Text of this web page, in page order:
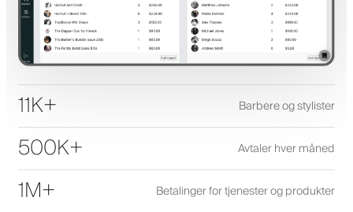
11K+ Barbere og stylister
500K+ Avtaler hver måned
1M+ Betalinger for tjenester og produkter